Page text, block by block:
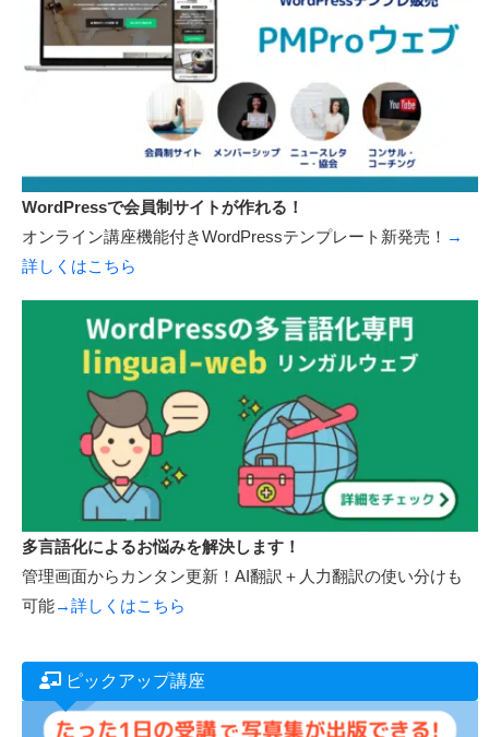
WordPressで会員制サイトが作れる！
オンライン講座機能付きWordPressテンプレート新発売！ →
詳しくはこちら
多言語化によるお悩みを解決します！
管理画面からカンタン更新！AI翻訳＋人力翻訳の使い分けも
可能→詳しくはこちら
ピックアップ講座